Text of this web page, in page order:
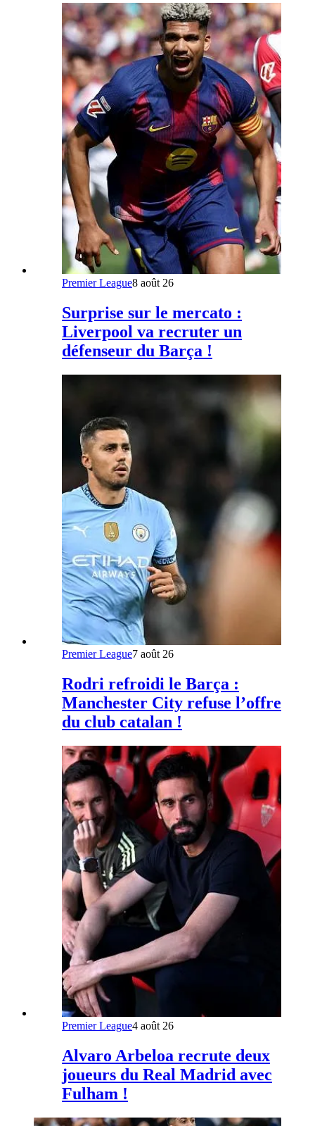
Premier League8 août 26
Surprise sur le mercato :
Liverpool va recruter un
défenseur du Barça !
Premier League7 août 26
Rodri refroidi le Barça :
Manchester City refuse l’offre
du club catalan !
Premier League4 août 26
Alvaro Arbeloa recrute deux
joueurs du Real Madrid avec
Fulham !